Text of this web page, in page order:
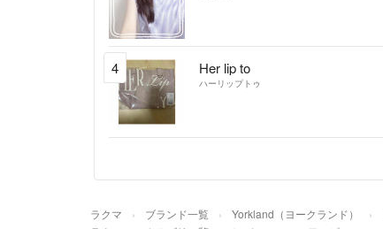
4 Her lip to
ハーリップトゥ
ラクマ ブランド一覧 Yorkland（ヨークランド）